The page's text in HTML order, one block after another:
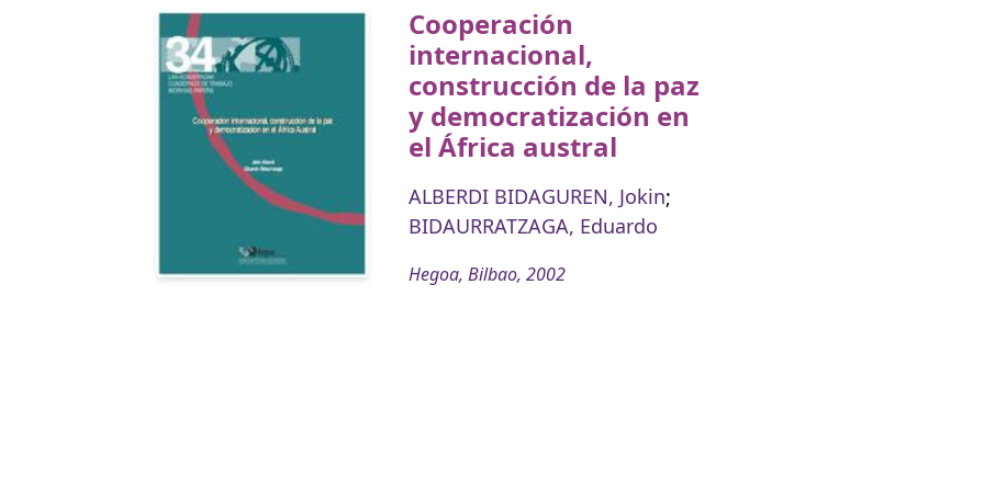
Cooperación
internacional,
construcción de la paz
y democratización en
el África austral
ALBERDI BIDAGUREN, Jokin;
BIDAURRATZAGA, Eduardo
Hegoa, Bilbao, 2002